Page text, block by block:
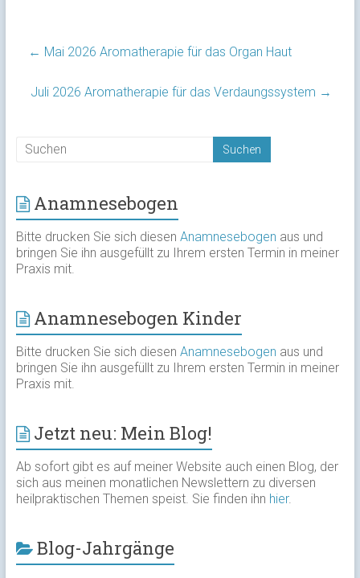
← Mai 2026 Aromatherapie für das Organ Haut
Juli 2026 Aromatherapie für das Verdaungssystem →
Anamnesebogen
Bitte drucken Sie sich diesen Anamnesebogen aus und
bringen Sie ihn ausgefüllt zu Ihrem ersten Termin in meiner
Praxis mit.
Anamnesebogen Kinder
Bitte drucken Sie sich diesen Anamnesebogen aus und
bringen Sie ihn ausgefüllt zu Ihrem ersten Termin in meiner
Praxis mit.
Jetzt neu: Mein Blog!
Ab sofort gibt es auf meiner Website auch einen Blog, der
sich aus meinen monatlichen Newslettern zu diversen
heilpraktischen Themen speist. Sie finden ihn hier.
Blog-Jahrgänge